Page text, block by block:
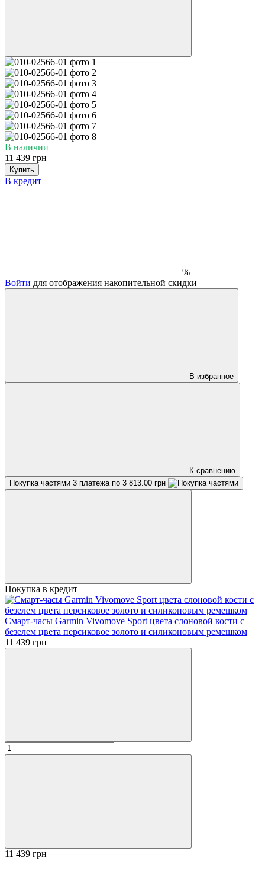
В наличии
11 439 грн
Купить
В кредит
%
Войти для отображения накопительной скидки
В избранное
К сравнению
Покупка частями 3 платежа по 3 813.00 грн
Покупка в кредит
Смарт-часы Garmin Vivomove Sport цвета слоновой кости с
безелем цвета персиковое золото и силиконовым ремешком
11 439 грн
11 439 грн